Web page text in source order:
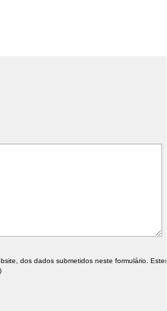
dos dados submetidos neste formulário. Estes
)